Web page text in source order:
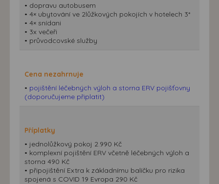
• dopravu autobusem
• 4× ubytování ve 2lůžkových pokojích v hotelech 3*
• 4× snídani
• 3x večeři
• průvodcovské služby
Cena nezahrnuje
• pojištění léčebných výloh a storna ERV pojišťovny
(doporučujeme připlatit)
Příplatky
• jednolůžkový pokoj 2.990 Kč
• komplexní pojištění ERV včetně léčebných výloh a
storna 490 Kč
• připojištění Extra k základnímu balíčku pro rizika
spojená s COVID 19 Evropa 290 Kč